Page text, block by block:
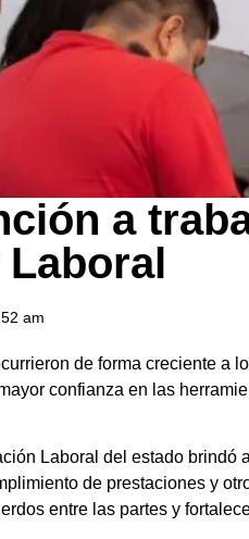
a
am
de forma creciente a
confianza en las
Laboral del estado
de prestaciones y
entre las partes y